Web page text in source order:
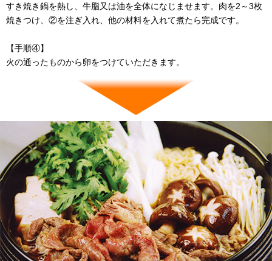
すき焼き鍋を熱し、牛脂又は油を全体になじませます。肉を2～3枚
焼きつけ、②を注ぎ入れ、他の材料を入れて煮たら完成です。
【手順④】
火の通ったものから卵をつけていただきます。